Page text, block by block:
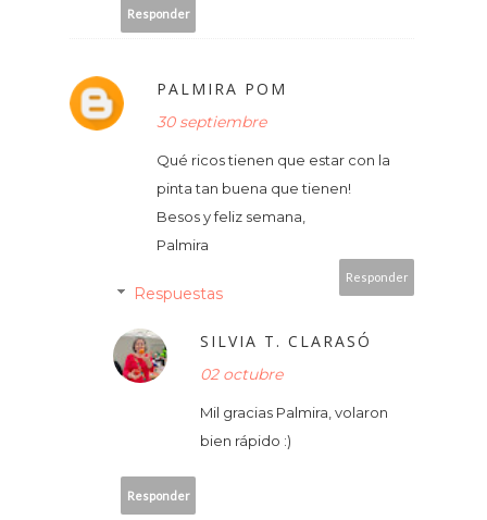
Responder
PALMIRA POM
30 septiembre
Qué ricos tienen que estar con la
pinta tan buena que tienen!
Besos y feliz semana,
Palmira
Responder
Respuestas
SILVIA T. CLARASÓ
02 octubre
Mil gracias Palmira, volaron
bien rápido :)
Responder